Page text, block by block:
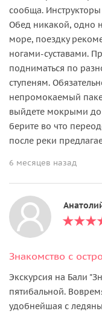
сообща.
Обед никакой, одно
море, поездку
ногами-суставами.
подниматься по
ступеням.
непромокаемый
выйдете мокрыми до
берите во что
после реки
6 месяцев назад
Знакомство с
Экскурсия на Бали
пятибальной.
удобнейшая с